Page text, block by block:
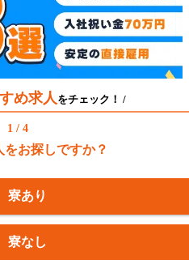
め求人をチェック！ /
1 / 4
お探しですか？
寮あり
寮なし